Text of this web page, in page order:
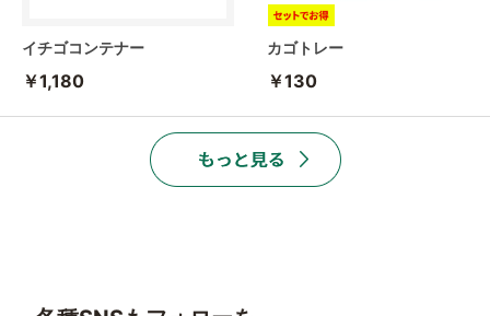
イチゴコンテナー
￥1,180
カゴトレー
￥130